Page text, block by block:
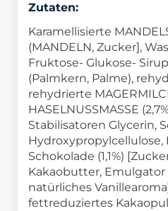
Zutaten:
Karamellisierte
(MANDELN, Zucker],
Fruktose- Glukose-
(Palmkern, Palme),
rehydrierte
HASELNUSSMASSE
Stabilisatoren Glycerin,
Hydroxypropylcellulose,
Schokolade (1,1%)
Kakaobutter, Emulgator
natürliches
fettreduziertes